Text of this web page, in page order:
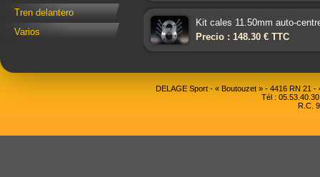
Tren delantero
Varios
Kit cales 11.50mm auto-
Precio : 148.30 € TTC
DELAGE Sport - « Boutouzet » - 4416 RN 21
Tél :
R.C.